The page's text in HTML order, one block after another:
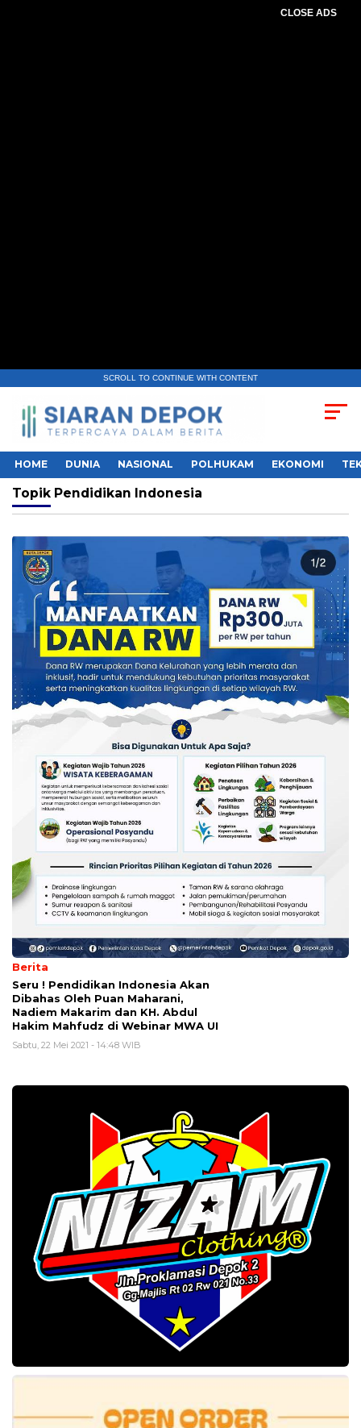
CLOSE ADS
SCROLL TO CONTINUE WITH CONTENT
HOME DUNIA NASIONAL POLHUKAM EKONOMI
Topik Pendidikan Indonesia
Berita
Seru ! Pendidikan Indonesia Akan
Dibahas Oleh Puan Maharani,
Nadiem Makarim dan KH. Abdul
Hakim Mahfudz di Webinar MWA UI
Sabtu, 22 Mei 2021 - 14:48 WIB